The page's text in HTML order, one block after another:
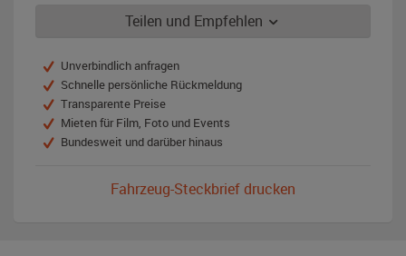
Teilen und Empfehlen
Unverbindlich anfragen
Schnelle persönliche Rückmeldung
Transparente Preise
Mieten für Film, Foto und Events
Bundesweit und darüber hinaus
Fahrzeug-Steckbrief drucken